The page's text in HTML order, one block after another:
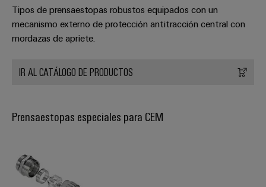
Tipos de prensaestopas robustos equipados con un
mecanismo externo de protección antitracción central con
mordazas de apriete.
IR AL CATÁLOGO DE PRODUCTOS
Prensaestopas especiales para CEM